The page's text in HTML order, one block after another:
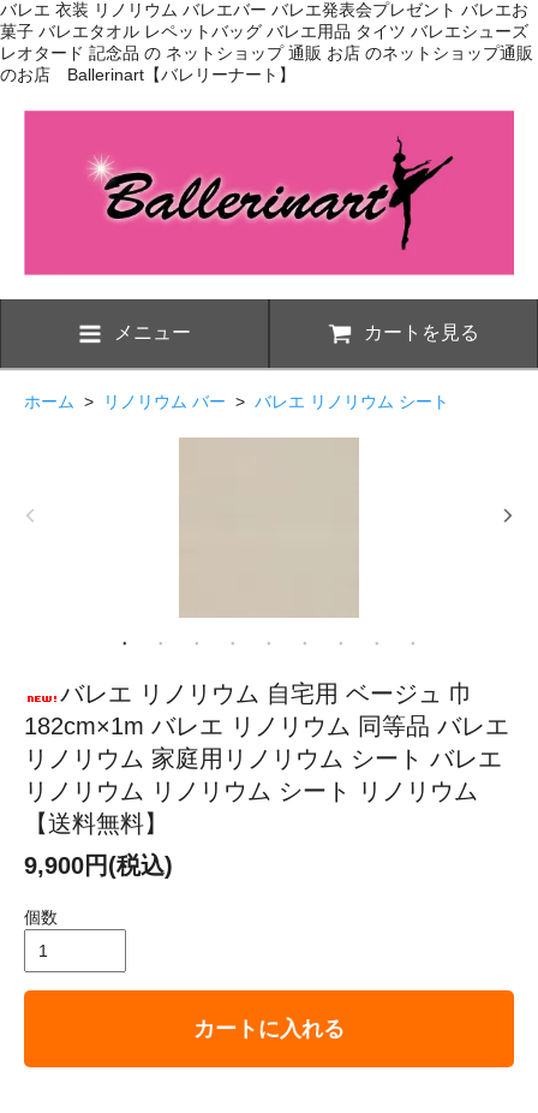
バレエ 衣装 リノリウム バレエバー バレエ発表会プレゼント バレエお
菓子 バレエタオル レペットバッグ バレエ用品 タイツ バレエシューズ
レオタード 記念品 の ネットショップ 通販 お店 のネットショップ通販
のお店 Ballerinart【バレリーナート】
メニュー カートを見る
ホーム > リノリウム バー > バレエ リノリウム シート
バレエ リノリウム 自宅用 ベージュ 巾
182cm×1m バレエ リノリウム 同等品 バレエ
リノリウム 家庭用リノリウム シート バレエ
リノリウム リノリウム シート リノリウム
【送料無料】
9,900円(税込)
個数
カートに入れる